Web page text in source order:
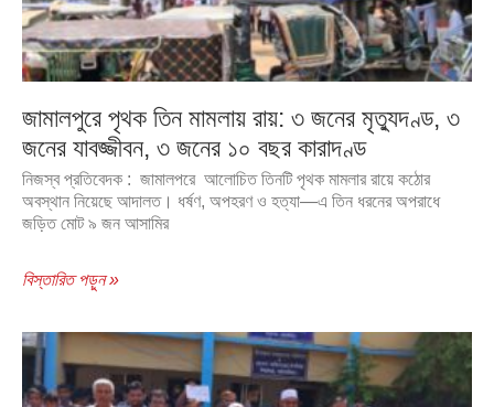
জামালপুরে পৃথক তিন মামলায় রায়: ৩ জনের মৃত্যুদণ্ড, ৩
জনের যাবজ্জীবন, ৩ জনের ১০ বছর কারাদণ্ড
নিজস্ব প্রতিবেদক : জামালপরে আলোচিত তিনটি পৃথক মামলার রায়ে কঠোর
অবস্থান নিয়েছে আদালত। ধর্ষণ, অপহরণ ও হত্যা—এ তিন ধরনের অপরাধে
জড়িত মোট ৯ জন আসামির
বিস্তারিত পড়ুন »